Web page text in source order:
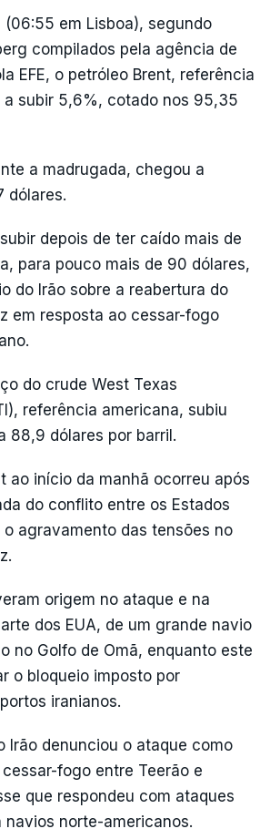
(06:55 em Lisboa), segundo
compilados pela agência de
EFE, o petróleo Brent, referência
a subir 5,6%, cotado nos 95,35
a madrugada, chegou a
dólares.
depois de ter caído mais de
para pouco mais de 90 dólares,
do Irão sobre a reabertura do
em resposta ao cessar-fogo
do crude West Texas
referência americana, subiu
88,9 dólares por barril.
ao início da manhã ocorreu após
do conflito entre os Estados
o agravamento das tensões no
origem no ataque e na
dos EUA, de um grande navio
no Golfo de Omã, enquanto este
o bloqueio imposto por
iranianos.
Irão denunciou o ataque como
fogo entre Teerão e
que respondeu com ataques
navios norte-americanos.